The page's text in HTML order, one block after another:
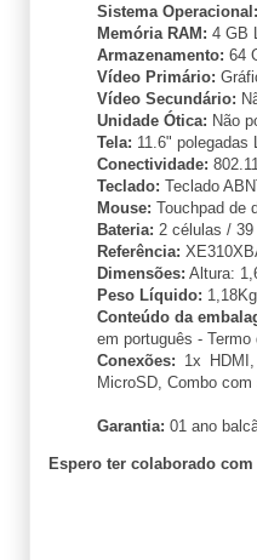
Sistema Operacional:
Memória RAM: 4 GB
Armazenamento: 64
Vídeo Primário:
Vídeo Secundário:
Unidade Ótica: Não
Tela: 11.6" polegadas
Conectividade:
Teclado: Teclado
Mouse: Touchpad de
Bateria: 2 células / 39
Referência:
Dimensões: Altura:
Peso Líquido: 1,18Kg
Conteúdo da
em português - Termo
Conexões: 1x
MicroSD, Combo
Garantia: 01 ano
Espero ter colaborado